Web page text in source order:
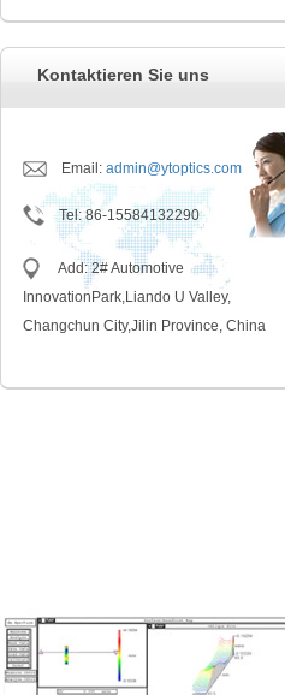
Kontaktieren Sie uns
Email: admin@ytoptics.com
Tel :86-15584132290
Add: 2# Automotive
InnovationPark,Liando U Valley,
Changchun City,Jilin Province, China